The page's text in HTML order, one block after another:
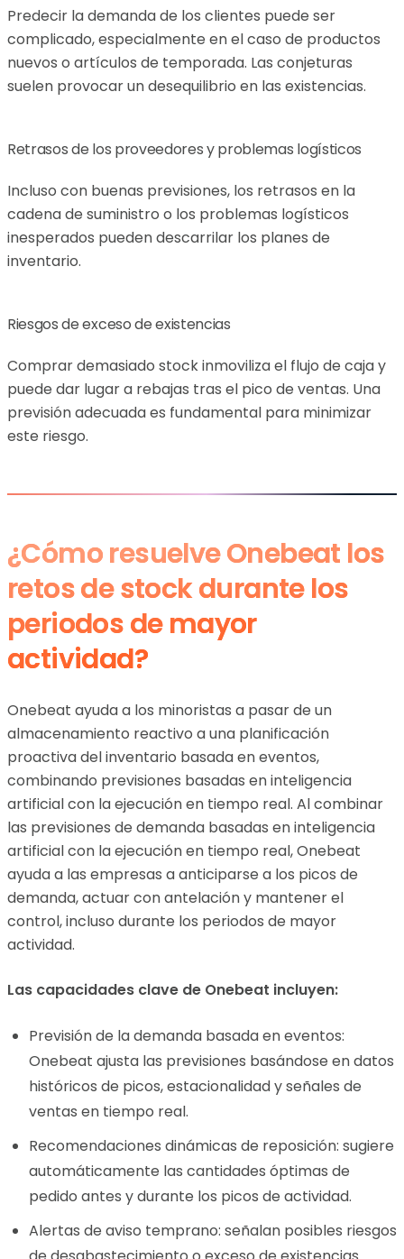
Predecir la demanda de los clientes puede ser
complicado, especialmente en el caso de productos
nuevos o artículos de temporada. Las conjeturas
suelen provocar un desequilibrio en las existencias.
Retrasos de los proveedores y problemas logísticos
Incluso con buenas previsiones, los retrasos en la
cadena de suministro o los problemas logísticos
inesperados pueden descarrilar los planes de
inventario.
Riesgos de exceso de existencias
Comprar demasiado stock inmoviliza el flujo de caja y
puede dar lugar a rebajas tras el pico de ventas. Una
previsión adecuada es fundamental para minimizar
este riesgo.
¿Cómo resuelve Onebeat los
retos de stock durante los
periodos de mayor
actividad?
Onebeat ayuda a los minoristas a pasar de un
almacenamiento reactivo a una planificación
proactiva del inventario basada en eventos,
combinando previsiones basadas en inteligencia
artificial con la ejecución en tiempo real. Al combinar
las previsiones de demanda basadas en inteligencia
artificial con la ejecución en tiempo real, Onebeat
ayuda a las empresas a anticiparse a los picos de
demanda, actuar con antelación y mantener el
control, incluso durante los periodos de mayor
actividad.
Las capacidades clave de Onebeat incluyen:
Previsión de la demanda basada en eventos:
Onebeat ajusta las previsiones basándose en datos
históricos de picos, estacionalidad y señales de
ventas en tiempo real.
Recomendaciones dinámicas de reposición: sugiere
automáticamente las cantidades óptimas de
pedido antes y durante los picos de actividad.
Alertas de aviso temprano: señalan posibles riesgos